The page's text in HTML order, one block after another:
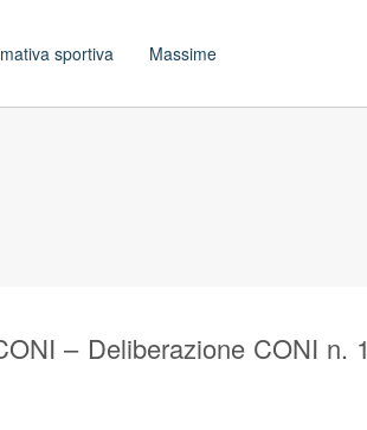
sportiva Massime
– Deliberazione CONI n.